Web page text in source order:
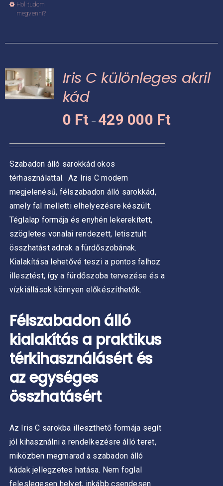
Hol tudom
megvenni?
van.
A
változatok
a
választhatók
ki
Iris C különleges akril
kád
0 Ft – 429 000 Ft0 Ft
Szabadon álló sarokkád okos
térhasználattal. Az Iris C modern
megjelenésű, félszabadon álló sarokkád,
amely fal melletti elhelyezésre készült.
Téglalap formája és enyhén lekerekített,
szögletes vonalai rendezett, letisztult
összhatást adnak a fürdőszobának.
Kialakítása lehetővé teszi a pontos falhoz
illesztést, így a fürdőszoba tervezése és a
vízkiállások könnyen előkészíthetők.
Félszabadon álló
kialakítás a praktikus
térkihasználásért és
az egységes
összhatásért
Az Iris C sarokba illeszthető formája segít
jól kihasználni a rendelkezésre álló teret,
miközben megmarad a szabadon álló
kádak jellegzetes hatása. Nem foglal
feleslegesen helyet, inkább csendesen